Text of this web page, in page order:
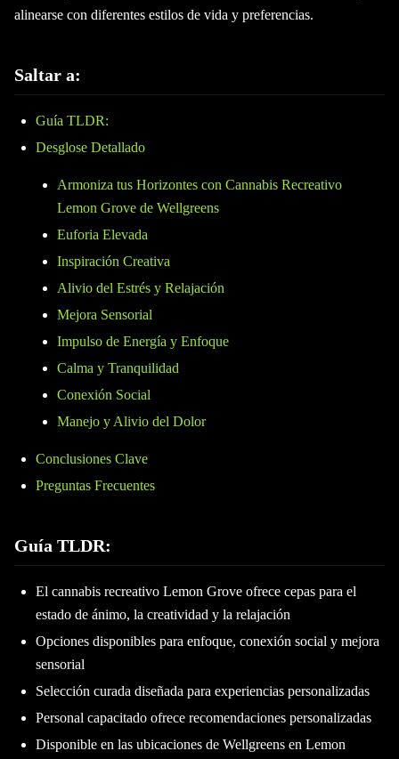
alinearse con diferentes estilos de vida y preferencias.
Saltar a:
Guía TLDR:
Desglose Detallado
Armoniza tus Horizontes con Cannabis Recreativo
Lemon Grove de Wellgreens
Euforia Elevada
Inspiración Creativa
Alivio del Estrés y Relajación
Mejora Sensorial
Impulso de Energía y Enfoque
Calma y Tranquilidad
Conexión Social
Manejo y Alivio del Dolor
Conclusiones Clave
Preguntas Frecuentes
Guía TLDR:
El cannabis recreativo Lemon Grove ofrece cepas para el
estado de ánimo, la creatividad y la relajación
Opciones disponibles para enfoque, conexión social y mejora
sensorial
Selección curada diseñada para experiencias personalizadas
Personal capacitado ofrece recomendaciones personalizadas
Disponible en las ubicaciones de Wellgreens en Lemon